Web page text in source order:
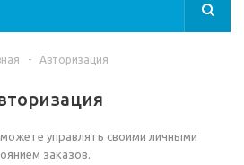
- Авторизация
управлять своими личными
заказов.